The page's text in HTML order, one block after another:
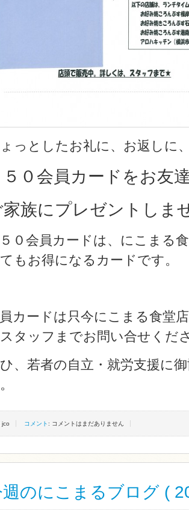
っとしたお礼に、お返しに
５０会員カードをお友
家族にプレゼントしま
０会員カードは、にこまる
もお得になるカードです。
カードは只今にこまる食堂
タッフまでお問い合せくだ
、若者の自立・就労支援に
jco コメント : コメントはまだありません
のにこまるブログ (